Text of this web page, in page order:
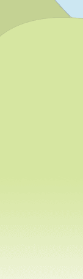
Panneau de gestion